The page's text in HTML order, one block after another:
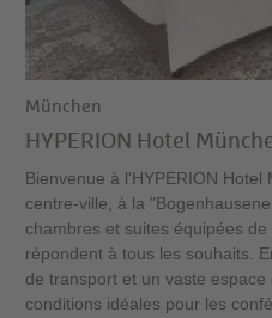
München
HYPERION Hotel
Bienvenue à l'HYPERION Hotel
centre-ville, à la
chambres et suites équipées
répondent à tous les souhaits.
de transport et un vaste
conditions idéales pour les